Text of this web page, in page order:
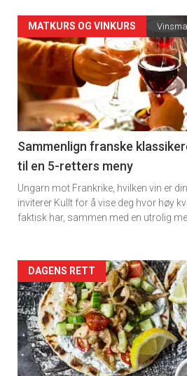
Forsiden
akkurat
nå
-
5
MATKURS OG VINKURS
Sammenlign franske
til en 5-retters meny
Ungarn mot Frankrike, hvilken vin er
inviterer Kullt for å vise deg hvor høy
faktisk har, sammen med en utrolig
Forsiden
akkurat
nå
-
DAGENS RETT